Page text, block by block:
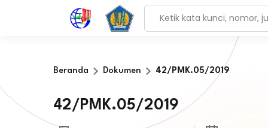
Beranda Dokumen 42/PMK.05/2019
42/PMK.05/2019